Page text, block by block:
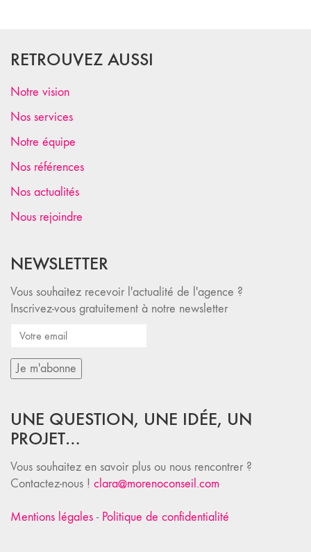
RETROUVEZ AUSSI
Notre vision
Nos services
Notre équipe
Nos références
Nos actualités
Nous rejoindre
NEWSLETTER
Vous souhaitez recevoir l'actualité de l'agence ?
Inscrivez-vous gratuitement à notre newsletter
UNE QUESTION, UNE IDÉE, UN
PROJET…
Vous souhaitez en savoir plus ou nous rencontrer ?
Contactez-nous ! clara@morenoconseil.com
Mentions légales - Politique de confidentialité